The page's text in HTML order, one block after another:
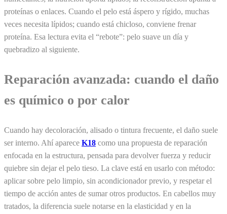
proteínas o enlaces. Cuando el pelo está áspero y rígido, muchas
veces necesita lípidos; cuando está chicloso, conviene frenar
proteína. Esa lectura evita el “rebote”: pelo suave un día y
quebradizo al siguiente.
Reparación avanzada: cuando el daño
es químico o por calor
Cuando hay decoloración, alisado o tintura frecuente, el daño suele
ser interno. Ahí aparece K18 como una propuesta de reparación
enfocada en la estructura, pensada para devolver fuerza y reducir
quiebre sin dejar el pelo tieso. La clave está en usarlo con método:
aplicar sobre pelo limpio, sin acondicionador previo, y respetar el
tiempo de acción antes de sumar otros productos. En cabellos muy
tratados, la diferencia suele notarse en la elasticidad y en la